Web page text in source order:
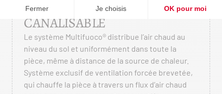
CHALEUR UNIFORME ET
CANALISABLE
Le système Multifuoco® distribue l’air chaud au
niveau du sol et uniformément dans toute la
pièce, même à distance de la source de chaleur.
Système exclusif de ventilation forcée brevetée,
qui chauffe la pièce à travers un flux d’air chaud